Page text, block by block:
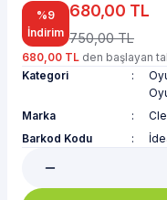
%9
İndirim
680,00 TL
750,00 TL
680,00 TL den başlayan
Kategori
Marka
Barkod Kodu